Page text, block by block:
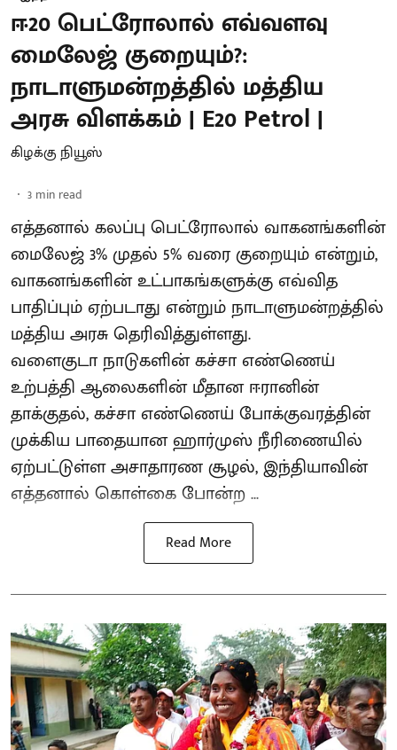
ஈ20 பெட்ரோலால் எவ்வளவு
மைலேஜ் குறையும்?:
நாடாளுமன்றத்தில் மத்திய
அரசு விளக்கம் | E20 Petrol |
கிழக்கு நியூஸ்
3 min read
எத்தனால் கலப்பு பெட்ரோலால் வாகனங்களின்
மைலேஜ் 3% முதல் 5% வரை குறையும் என்றும்,
வாகனங்களின் உட்பாகங்களுக்கு எவ்வித
பாதிப்பும் ஏற்படாது என்றும் நாடாளுமன்றத்தில்
மத்திய அரசு தெரிவித்துள்ளது.
வளைகுடா நாடுகளின் கச்சா எண்ணெய்
உற்பத்தி ஆலைகளின் மீதான ஈரானின்
தாக்குதல், கச்சா எண்ணெய் போக்குவரத்தின்
முக்கிய பாதையான ஹார்முஸ் நீரிணையில்
ஏற்பட்டுள்ள அசாதாரண சூழல், இந்தியாவின்
எத்தனால் கொள்கை போன்ற ...
Read More